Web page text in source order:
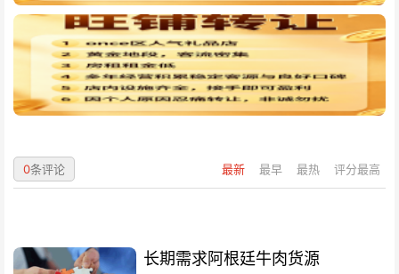
最新 最早 最热 评分最高
0条评论
长期需求阿根廷牛肉货源